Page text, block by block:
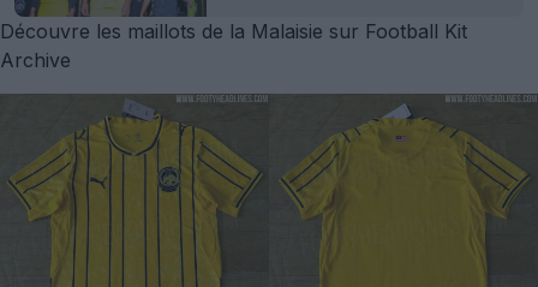
Découvre les maillots de la Malaisie sur Football Kit
Archive